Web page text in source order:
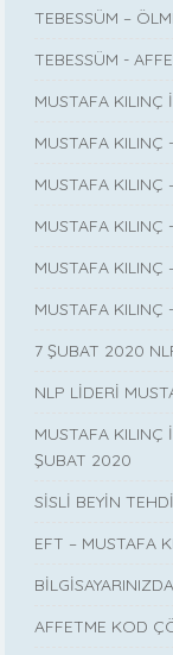
TEBESSÜM –
TEBESSÜM -
MUSTAFA KILINÇ
MUSTAFA KILINÇ
MUSTAFA KILINÇ
MUSTAFA KILINÇ
MUSTAFA KILINÇ
MUSTAFA KILINÇ
7 ŞUBAT 2020
NLP LİDERİ
MUSTAFA KILINÇ
ŞUBAT 2020
SİSLİ BEYİN
EFT – MUSTAFA
AFFETME KOD